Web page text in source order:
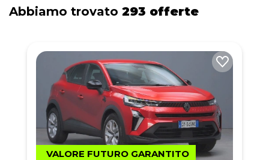
Abbiamo trovato 293 offerte
VALORE FUTURO GARANTITO